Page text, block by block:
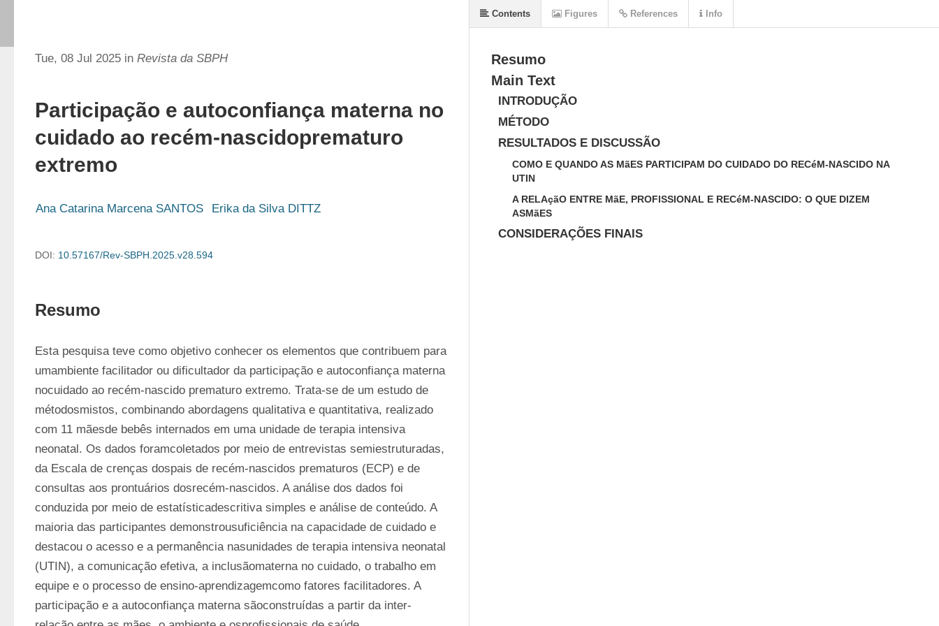
Tue, 08 Jul 2025 in Revista da SBPH
Participação e autoconfiança materna no
cuidado ao recém-nascidoprematuro
extremo
Ana Catarina Marcena SANTOS Erika da Silva DITTZ
DOI: 10.57167/Rev-SBPH.2025.v28.594
Resumo
Esta pesquisa teve como objetivo conhecer os elementos que contribuem para
umambiente facilitador ou dificultador da participação e autoconfiança materna
nocuidado ao recém-nascido prematuro extremo. Trata-se de um estudo de
métodosmistos, combinando abordagens qualitativa e quantitativa, realizado
com 11 mãesde bebês internados em uma unidade de terapia intensiva
neonatal. Os dados foramcoletados por meio de entrevistas semiestruturadas,
da Escala de crenças dospais de recém-nascidos prematuros (ECP) e de
consultas aos prontuários dosrecém-nascidos. A análise dos dados foi
conduzida por meio de estatísticadescritiva simples e análise de conteúdo. A
maioria das participantes demonstrousuficiência na capacidade de cuidado e
destacou o acesso e a permanência nasunidades de terapia intensiva neonatal
(UTIN), a comunicação efetiva, a inclusãomaterna no cuidado, o trabalho em
equipe e o processo de ensino-aprendizagemcomo fatores facilitadores. A
participação e a autoconfiança materna sãoconstruídas a partir da inter-
Resumo
Main Text
INTRODUÇÃO
MÉTODO
RESULTADOS E DISCUSSÃO
COMO E QUANDO AS MãES PARTICIPAM DO CUIDADO DO RECéM-NASCIDO NA
UTIN
A RELAçãO ENTRE MãE, PROFISSIONAL E RECéM-NASCIDO: O QUE DIZEM
ASMãES
CONSIDERAÇÕES FINAIS
Contents Figures References Info